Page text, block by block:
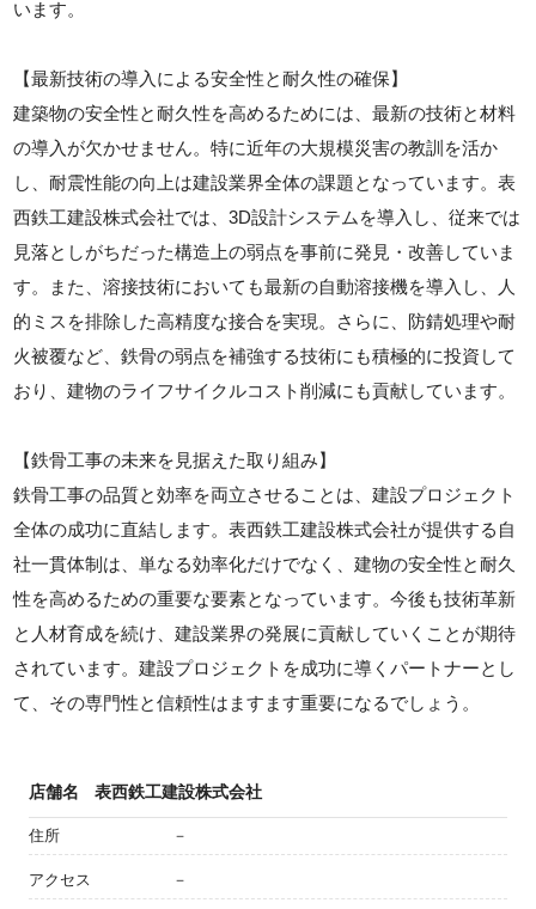
います。
【最新技術の導入による安全性と耐久性の確保】
建築物の安全性と耐久性を高めるためには、最新の技術と材料
の導入が欠かせません。特に近年の大規模災害の教訓を活か
し、耐震性能の向上は建設業界全体の課題となっています。表
西鉄工建設株式会社では、3D設計システムを導入し、従来では
見落としがちだった構造上の弱点を事前に発見・改善していま
す。また、溶接技術においても最新の自動溶接機を導入し、人
的ミスを排除した高精度な接合を実現。さらに、防錆処理や耐
火被覆など、鉄骨の弱点を補強する技術にも積極的に投資して
おり、建物のライフサイクルコスト削減にも貢献しています。
【鉄骨工事の未来を見据えた取り組み】
鉄骨工事の品質と効率を両立させることは、建設プロジェクト
全体の成功に直結します。表西鉄工建設株式会社が提供する自
社一貫体制は、単なる効率化だけでなく、建物の安全性と耐久
性を高めるための重要な要素となっています。今後も技術革新
と人材育成を続け、建設業界の発展に貢献していくことが期待
されています。建設プロジェクトを成功に導くパートナーとし
て、その専門性と信頼性はますます重要になるでしょう。
店舗名 表西鉄工建設株式会社
住所 －
アクセス －